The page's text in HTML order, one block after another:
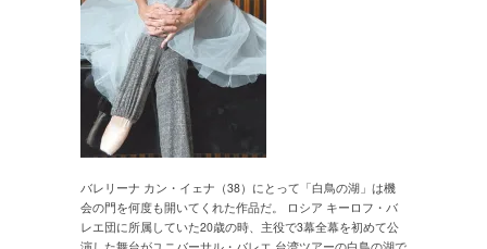
バレリーナ カン・イェナ（38）にとって「白鳥の湖」は機
会の門を何度も開いてくれた作品だ。 ロシア キーロフ・バ
レエ団に所属していた20歳の時、主役で3幕全幕を初めて公